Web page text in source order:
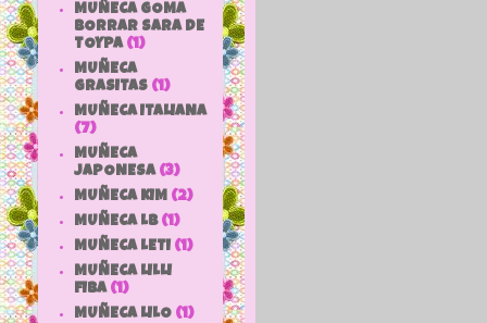
MUÑECA GOMA
BORRAR SARA DE
TOYPA (1)
MUÑECA
GRASITAS (1)
MUÑECA ITALIANA
(7)
MUÑECA
JAPONESA (3)
MUÑECA KIM (2)
MUÑECA LB (1)
MUÑECA LETI (1)
MUÑECA LILLI
FIBA (1)
MUÑECA LILO (1)